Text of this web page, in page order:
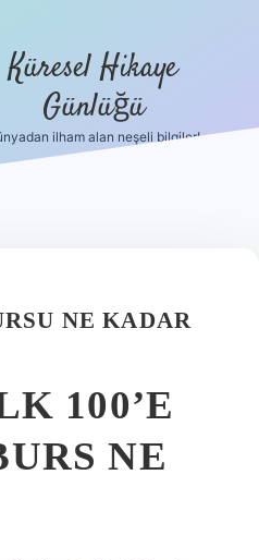
Küresel Hikaye
Günlüğü
ilham alan neşeli bilgiler!
NE KADAR
100’E
NE